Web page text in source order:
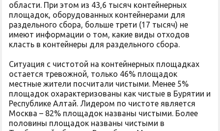
области. При этом из 43,6 тысяч контейнерных
площадок, оборудованных контейнерами для
раздельного сбора, больше трети (17 тысяч) не
имеют информации о том, какие виды отходов
класть в контейнеры для раздельного сбора.
Ситуация с чистотой на контейнерных площадках
остается тревожной, только 46% площадок
местные жители посчитали чистыми. Менее 5%
площадок охарактеризованы как чистые в Бурятии и
Республике Алтай. Лидером по чистоте является
Москва – 82% площадок названы чистыми. Более
половины площадок названы чистыми в